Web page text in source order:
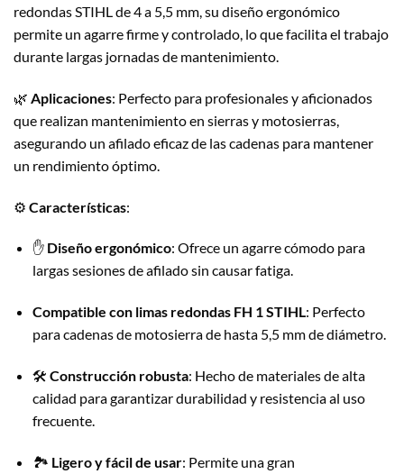
redondas STIHL de 4 a 5,5 mm, su diseño ergonómico
permite un agarre firme y controlado, lo que facilita el trabajo
durante largas jornadas de mantenimiento.
🌿 Aplicaciones: Perfecto para profesionales y aficionados
que realizan mantenimiento en sierras y motosierras,
asegurando un afilado eficaz de las cadenas para mantener
un rendimiento óptimo.
⚙️ Características:
✋ Diseño ergonómico: Ofrece un agarre cómodo para
largas sesiones de afilado sin causar fatiga.
Compatible con limas redondas FH 1 STIHL: Perfecto
para cadenas de motosierra de hasta 5,5 mm de diámetro.
🛠️ Construcción robusta: Hecho de materiales de alta
calidad para garantizar durabilidad y resistencia al uso
frecuente.
🏞️ Ligero y fácil de usar: Permite una gran